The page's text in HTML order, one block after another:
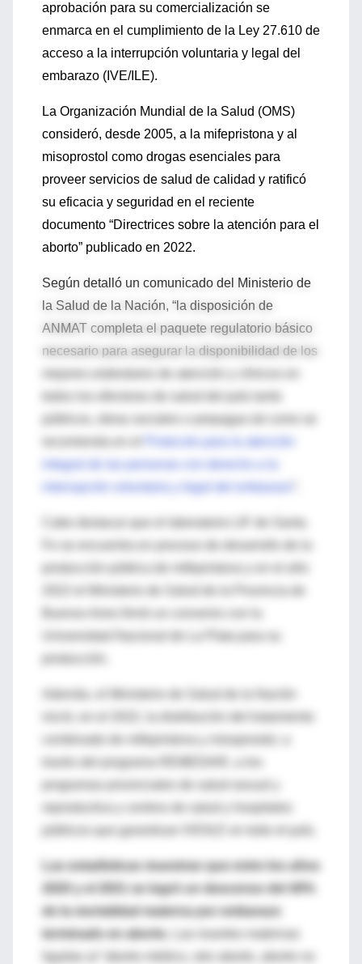
aprobación para su comercialización se
enmarca en el cumplimiento de la Ley 27.610 de
acceso a la interrupción voluntaria y legal del
embarazo (IVE/ILE).
La Organización Mundial de la Salud (OMS)
consideró, desde 2005, a la mifepristona y al
misoprostol como drogas esenciales para
proveer servicios de salud de calidad y ratificó
su eficacia y seguridad en el reciente
documento “Directrices sobre la atención para el
aborto” publicado en 2022.
Según detalló un comunicado del Ministerio de
la Salud de la Nación, “la disposición de
ANMAT completa el paquete regulatorio básico
necesario para asegurar la disponibilidad de los
públicos, obras sociales o prepagas tal como se
integral de las personas con derecho a la
interrupción voluntaria y legal del embarazo
través del programa REMEDIAR, a los
programas provinciales de salud sexual y
públicos que garantizan IVE/ILE en todo el país.
Las estadísticas muestran que entre los años
2020 y el 2021 se logró un descenso del 40%
de la mortalidad materna por embarazo
terminado en aborto.
ligadas al “aborto médico, otro aborto, aborto no